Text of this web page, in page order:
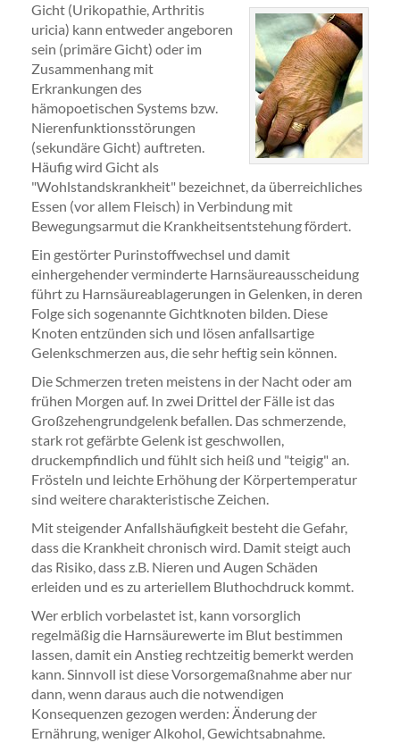
Gicht (Urikopathie, Arthritis
uricia) kann entweder angeboren
sein (primäre Gicht) oder im
Zusammenhang mit
Erkrankungen des
hämopoetischen Systems bzw.
Nierenfunktionsstörungen
(sekundäre Gicht) auftreten.
Häufig wird Gicht als
"Wohlstandskrankheit" bezeichnet, da überreichliches
Essen (vor allem Fleisch) in Verbindung mit
Bewegungsarmut die Krankheitsentstehung fördert.
Ein gestörter Purinstoffwechsel und damit
einhergehender verminderte Harnsäureausscheidung
führt zu Harnsäureablagerungen in Gelenken, in deren
Folge sich sogenannte Gichtknoten bilden. Diese
Knoten entzünden sich und lösen anfallsartige
Gelenkschmerzen aus, die sehr heftig sein können.
Die Schmerzen treten meistens in der Nacht oder am
frühen Morgen auf. In zwei Drittel der Fälle ist das
Großzehengrundgelenk befallen. Das schmerzende,
stark rot gefärbte Gelenk ist geschwollen,
druckempfindlich und fühlt sich heiß und "teigig" an.
Frösteln und leichte Erhöhung der Körpertemperatur
sind weitere charakteristische Zeichen.
Mit steigender Anfallshäufigkeit besteht die Gefahr,
dass die Krankheit chronisch wird. Damit steigt auch
das Risiko, dass z.B. Nieren und Augen Schäden
erleiden und es zu arteriellem Bluthochdruck kommt.
Wer erblich vorbelastet ist, kann vorsorglich
regelmäßig die Harnsäurewerte im Blut bestimmen
lassen, damit ein Anstieg rechtzeitig bemerkt werden
kann. Sinnvoll ist diese Vorsorgemaßnahme aber nur
dann, wenn daraus auch die notwendigen
Konsequenzen gezogen werden: Änderung der
Ernährung, weniger Alkohol, Gewichtsabnahme.